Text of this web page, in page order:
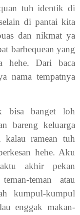
tuh identik di
di pantai kita
dan nikmat ya
barbequean yang
hehe. Dari baca
nama tempatnya
bisa banget loh
bareng keluarga
kalau ramean tuh
hehe. Aku
akhir pekan
teman atau
kumpul-kumpul
enggak makan-